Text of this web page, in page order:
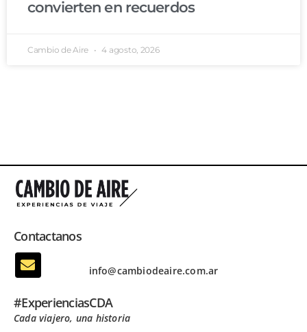
convierten en recuerdos
Cambio de Aire 4 agosto, 2026
Contactanos
info@cambiodeaire.com.ar
#ExperienciasCDA
Cada viajero, una historia